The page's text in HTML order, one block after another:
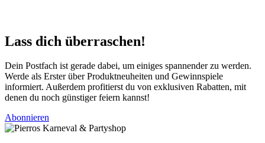
Lass dich überraschen!
Dein Postfach ist gerade dabei, um einiges spannender zu werden.
Werde als Erster über Produktneuheiten und Gewinnspiele
informiert. Außerdem profitierst du von exklusiven Rabatten, mit
denen du noch günstiger feiern kannst!
Abonnieren